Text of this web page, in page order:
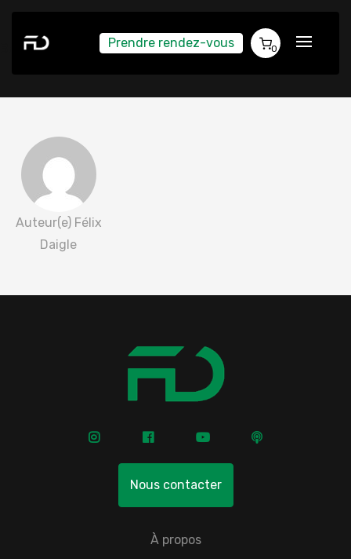
Prendre rendez-vous 0
Bruno Remillard 2022-06-03
Auteur(e) Félix
Daigle
Nous contacter
À propos